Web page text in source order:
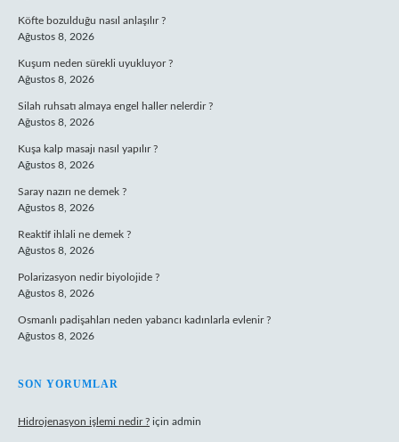
Köfte bozulduğu nasıl anlaşılır ?
Ağustos 8, 2026
Kuşum neden sürekli uyukluyor ?
Ağustos 8, 2026
Silah ruhsatı almaya engel haller nelerdir ?
Ağustos 8, 2026
Kuşa kalp masajı nasıl yapılır ?
Ağustos 8, 2026
Saray nazırı ne demek ?
Ağustos 8, 2026
Reaktif ihlali ne demek ?
Ağustos 8, 2026
Polarizasyon nedir biyolojide ?
Ağustos 8, 2026
Osmanlı padişahları neden yabancı kadınlarla evlenir ?
Ağustos 8, 2026
SON YORUMLAR
Hidrojenasyon işlemi nedir ? için admin